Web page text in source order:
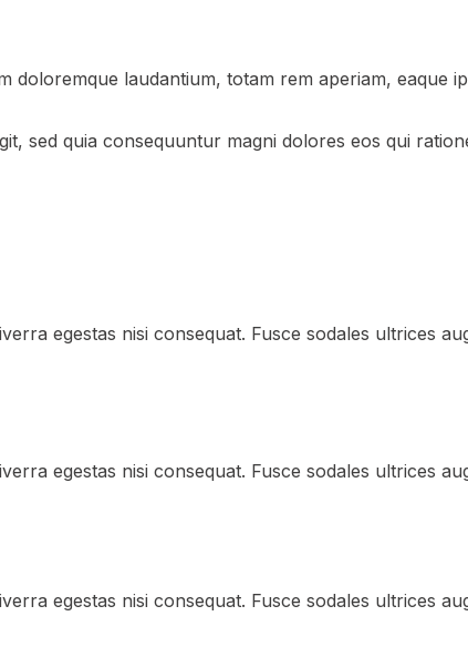
laudantium, totam rem aperiam, eaque
sed quia consequuntur magni dolores eos qui
egestas nisi consequat. Fusce sodales ultrices
egestas nisi consequat. Fusce sodales ultrices
egestas nisi consequat. Fusce sodales ultrices